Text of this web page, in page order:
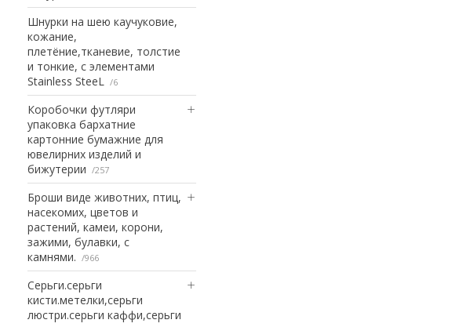
Шнурки на шею каучуковие,
кожание,
плетёние,тканевие, толстие
и тонкие, с элементами
Stainless SteeL
6
Коробочки футляри
упаковка бархатние
картонние бумажние для
ювелирних изделий и
бижутерии
257
Броши виде животних, птиц,
насекомих, цветов и
растений, камеи, корони,
зажими, булавки, с
камнями.
966
Серьги.серьги
кисти.метелки,серьги
люстри.серьги каффи,серьги